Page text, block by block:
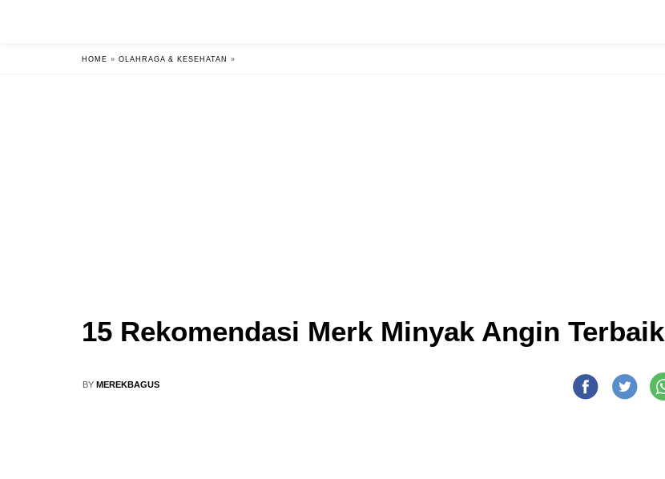
HOME » OLAHRAGA & KESEHATAN »
15 Rekomendasi Merk Minyak Angin Terbaik
BY MEREKBAGUS